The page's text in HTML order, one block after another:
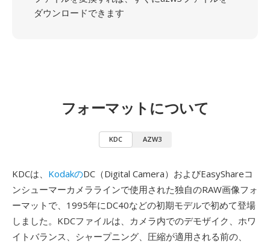
ダウンロードできます
フォーマットについて
KDC AZW3
KDCは、 KodakのDC（Digital Camera）およびEasyShareコ
ンシューマーカメララインで使用された独自のRAW画像フォ
ーマットで、1995年にDC40などの初期モデルで初めて登場
しました。KDCファイルは、カメラ内でのデモザイク、ホワ
イトバランス、シャープニング、圧縮が適用される前の、